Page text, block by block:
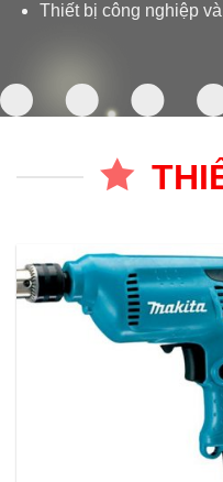
Thiết bị công nghiệp